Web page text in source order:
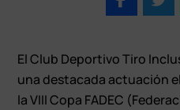
El Club Deportivo Tiro
una destacada actuación
la VIII Copa FADEC